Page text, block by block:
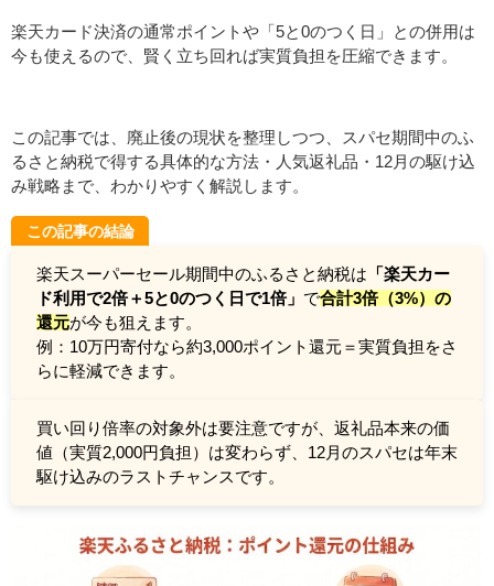
楽天カード決済の通常ポイントや「5と0のつく日」との併用は
今も使えるので、賢く立ち回れば実質負担を圧縮できます。
この記事では、廃止後の現状を整理しつつ、スパセ期間中のふ
るさと納税で得する具体的な方法・人気返礼品・12月の駆け込
み戦略まで、わかりやすく解説します。
この記事の結論
楽天スーパーセール期間中のふるさと納税は 「楽天カー
ド利用で2倍＋5と0のつく日で1倍」 で合計3倍（3%）の
還元が今も狙えます。
例：10万円寄付なら約3,000ポイント還元＝実質負担をさ
らに軽減できます。
買い回り倍率の対象外は要注意ですが、返礼品本来の価
値（実質2,000円負担）は変わらず、12月のスパセは年末
駆け込みのラストチャンスです。